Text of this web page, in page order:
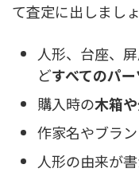
て査定に出しましょ
人形、台座、
どすべてのパ
購入時の木箱
作家名やブラ
人形の由来が